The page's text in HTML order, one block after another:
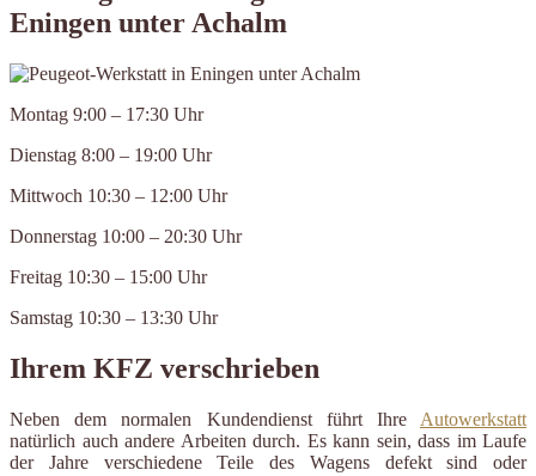
Eningen unter Achalm
Montag 9:00 – 17:30 Uhr
Dienstag 8:00 – 19:00 Uhr
Mittwoch 10:30 – 12:00 Uhr
Donnerstag 10:00 – 20:30 Uhr
Freitag 10:30 – 15:00 Uhr
Samstag 10:30 – 13:30 Uhr
Ihrem KFZ verschrieben
Neben dem normalen Kundendienst führt Ihre Autowerkstatt
natürlich auch andere Arbeiten durch. Es kann sein, dass im Laufe
der Jahre verschiedene Teile des Wagens defekt sind oder